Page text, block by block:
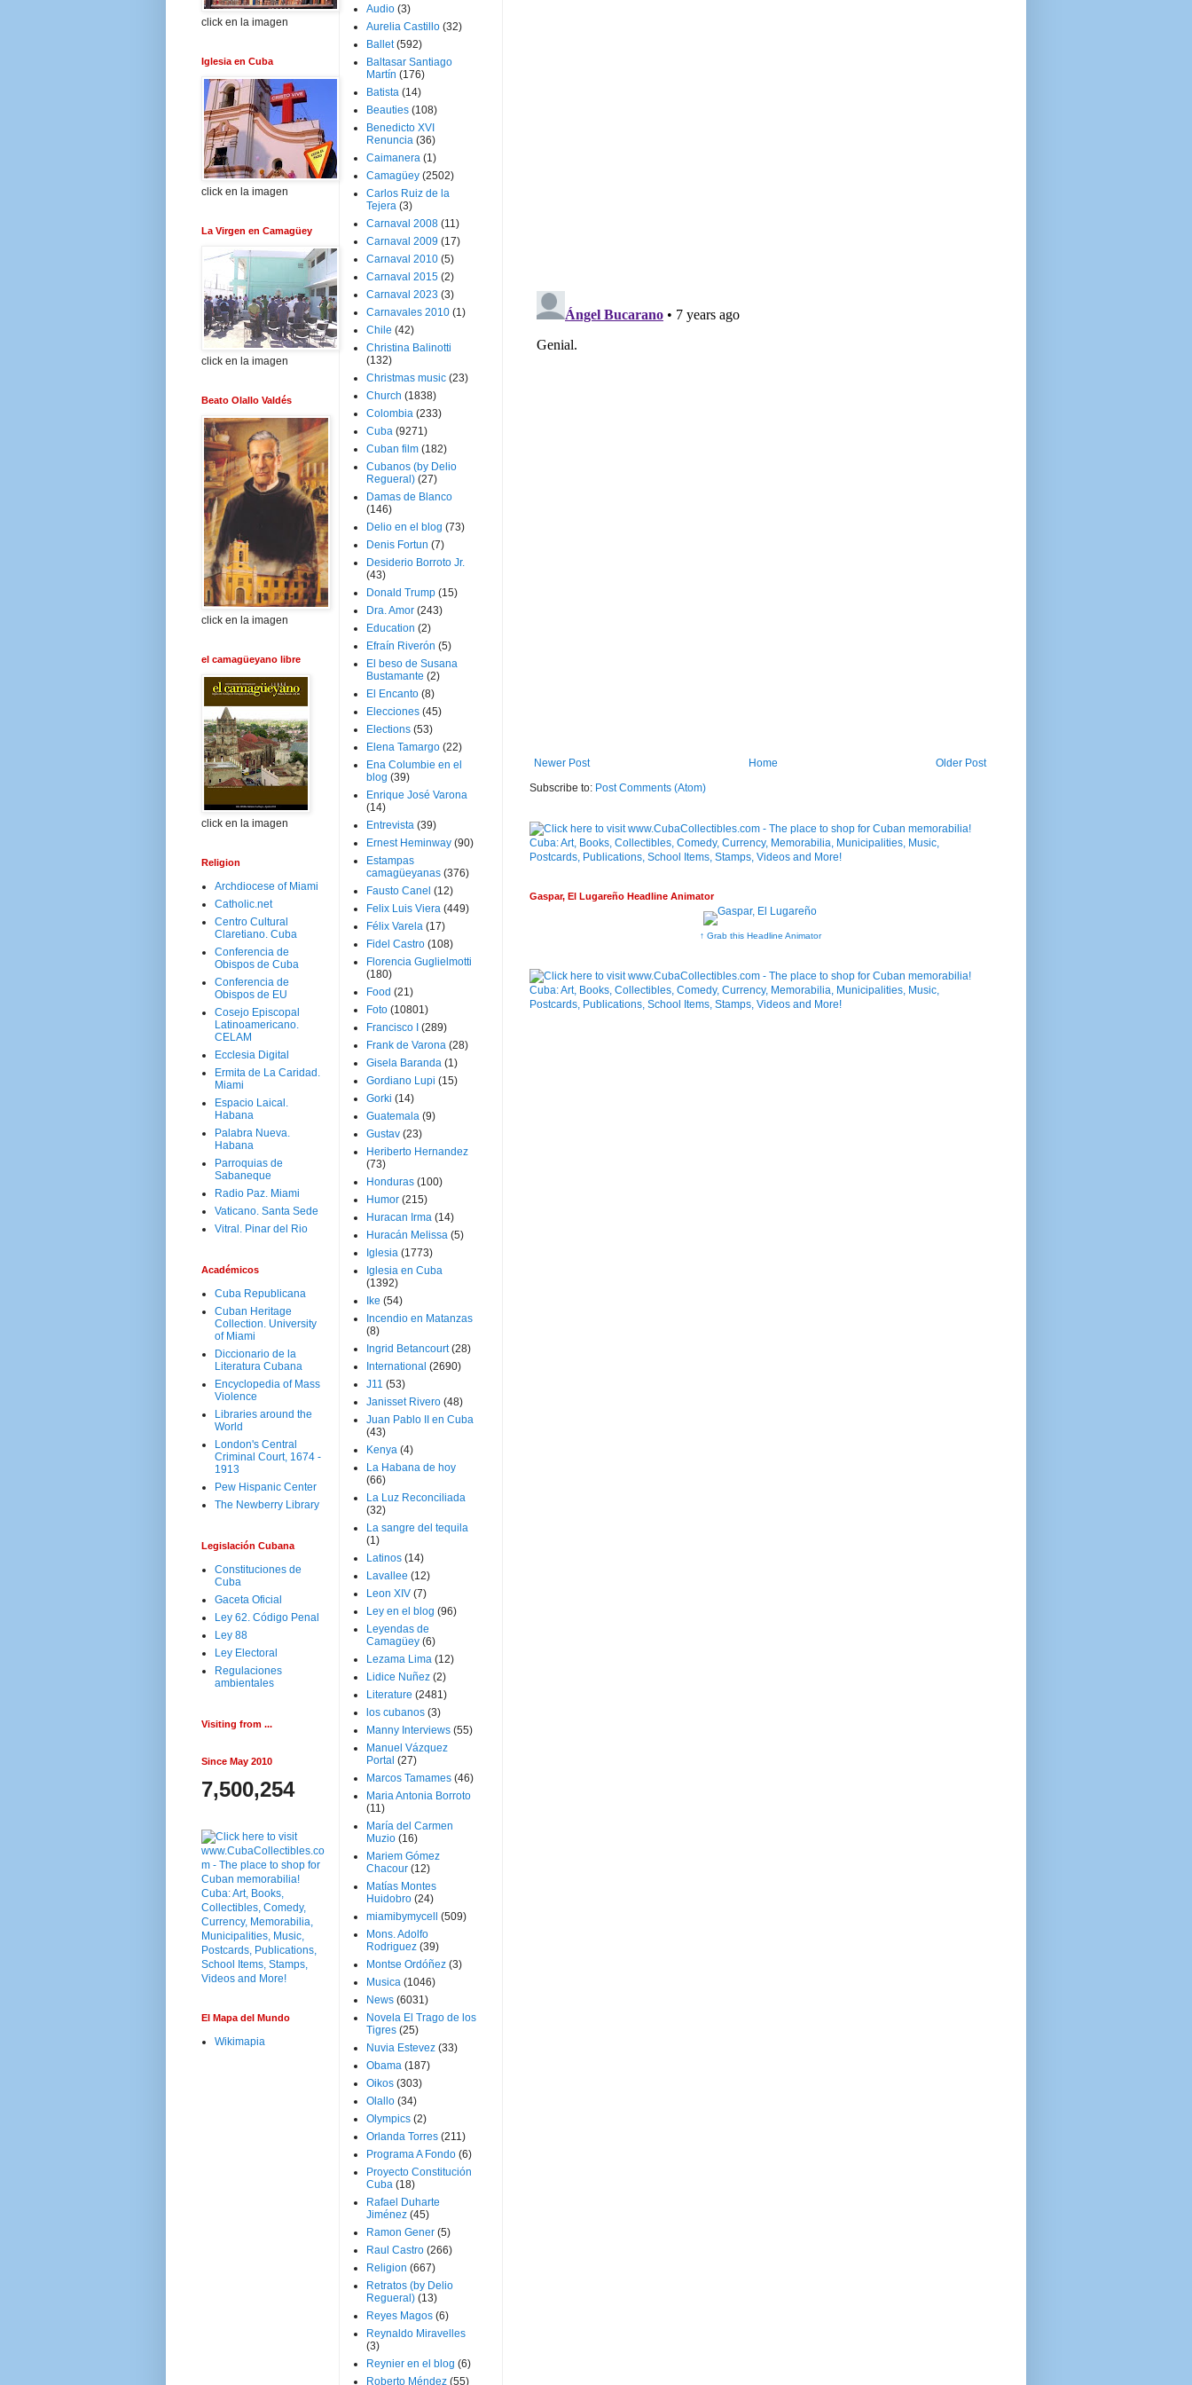
Newer Post Older Post
Home
Subscribe to: Post Comments (Atom)
Gaspar, El Lugareño Headline Animator
↑ Grab this Headline Animator
click en la imagen
Iglesia en Cuba
click en la imagen
La Virgen en Camagüey
click en la imagen
Beato Olallo Valdés
click en la imagen
el camagüeyano libre
click en la imagen
Religion
Archdiocese of Miami
Catholic.net
Centro Cultural
Claretiano. Cuba
Conferencia de
Obispos de Cuba
Conferencia de
Obispos de EU
Cosejo Episcopal
Latinoamericano.
CELAM
Ecclesia Digital
Ermita de La Caridad.
Miami
Espacio Laical.
Habana
Palabra Nueva.
Habana
Parroquias de
Sabaneque
Radio Paz. Miami
Vaticano. Santa Sede
Vitral. Pinar del Rio
Académicos
Cuba Republicana
Cuban Heritage
Collection. University
of Miami
Diccionario de la
Literatura Cubana
Encyclopedia of Mass
Violence
Libraries around the
World
London's Central
Criminal Court, 1674 -
1913
Pew Hispanic Center
The Newberry Library
Legislación Cubana
Constituciones de
Cuba
Gaceta Oficial
Ley 62. Código Penal
Ley 88
Ley Electoral
Regulaciones
ambientales
Visiting from ...
Since May 2010
7,500,254
El Mapa del Mundo
Wikimapia
Audio (3)
Aurelia Castillo (32)
Ballet (592)
Baltasar Santiago
Martín (176)
Batista (14)
Beauties (108)
Benedicto XVI
Renuncia (36)
Caimanera (1)
Camagüey (2502)
Carlos Ruiz de la
Tejera (3)
Carnaval 2008 (11)
Carnaval 2009 (17)
Carnaval 2010 (5)
Carnaval 2015 (2)
Carnaval 2023 (3)
Carnavales 2010 (1)
Chile (42)
Christina Balinotti
(132)
Christmas music (23)
Church (1838)
Colombia (233)
Cuba (9271)
Cuban film (182)
Cubanos (by Delio
Regueral) (27)
Damas de Blanco
(146)
Delio en el blog (73)
Denis Fortun (7)
Desiderio Borroto Jr.
(43)
Donald Trump (15)
Dra. Amor (243)
Education (2)
Efraín Riverón (5)
El beso de Susana
Bustamante (2)
El Encanto (8)
Elecciones (45)
Elections (53)
Elena Tamargo (22)
Ena Columbie en el
blog (39)
Enrique José Varona
(14)
Entrevista (39)
Ernest Heminway (90)
Estampas
camagüeyanas (376)
Fausto Canel (12)
Felix Luis Viera (449)
Félix Varela (17)
Fidel Castro (108)
Florencia Guglielmotti
(180)
Food (21)
Foto (10801)
Francisco I
(289)
Frank de Varona (28)
Gisela Baranda (1)
Gordiano Lupi (15)
Gorki (14)
Guatemala (9)
Gustav (23)
Heriberto Hernandez
(73)
Honduras (100)
Humor (215)
Huracan Irma (14)
Huracán Melissa (5)
Iglesia (1773)
Iglesia en Cuba
(1392)
Ike (54)
Incendio en Matanzas
(8)
Ingrid Betancourt (28)
International (2690)
J11 (53)
Janisset Rivero (48)
Juan Pablo II en Cuba
(43)
Kenya (4)
La Habana de hoy
(66)
La Luz Reconciliada
(32)
La sangre del tequila
(1)
Latinos (14)
Lavallee (12)
Leon XIV (7)
Ley en el blog (96)
Leyendas de
Camagüey (6)
Lezama Lima (12)
Lidice Nuñez (2)
Literature (2481)
los cubanos (3)
Manny Interviews (55)
Manuel Vázquez
Portal (27)
Marcos Tamames (46)
Maria Antonia Borroto
(11)
María del Carmen
Muzio (16)
Mariem Gómez
Chacour (12)
Matías Montes
Huidobro (24)
miamibymycell
(509)
Mons. Adolfo
Rodriguez (39)
Montse Ordóñez (3)
Musica (1046)
News (6031)
Novela El Trago de los
Tigres (25)
Nuvia Estevez (33)
Obama (187)
Oikos (303)
Olallo (34)
Olympics (2)
Orlanda Torres (211)
Programa A Fondo (6)
Proyecto Constitución
Cuba (18)
Rafael Duharte
Jiménez (45)
Ramon Gener (5)
Raul Castro (266)
Religion (667)
Retratos (by Delio
Regueral) (13)
Reyes Magos (6)
Reynaldo Miravelles
(3)
Reynier en el blog (6)
Roberto Méndez (55)